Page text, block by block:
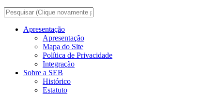
Apresentação
Apresentação
Mapa do Site
Política de Privacidade
Integração
Sobre a SEB
Histórico
Estatuto